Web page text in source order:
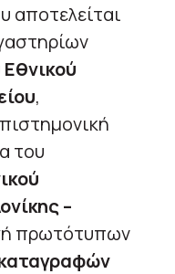
αποτελείται
Εθνικού
,
του
–
πρωτότυπων